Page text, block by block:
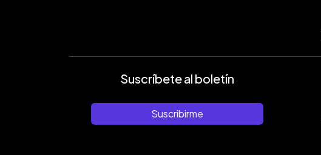
Suscríbete al boletín
Suscribirme